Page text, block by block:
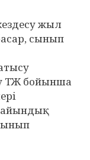
жыл
сынып
ТЖ бойынша